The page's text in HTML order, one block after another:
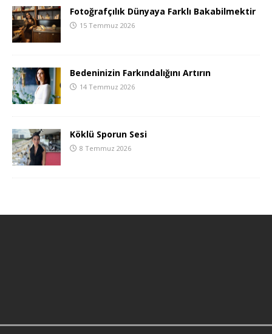
Fotoğrafçılık Dünyaya Farklı Bakabilmektir
15 Temmuz 2026
Bedeninizin Farkındalığını Artırın
14 Temmuz 2026
Köklü Sporun Sesi
8 Temmuz 2026